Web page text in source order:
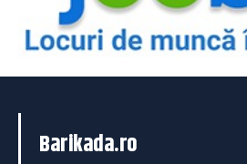
Barikada.ro